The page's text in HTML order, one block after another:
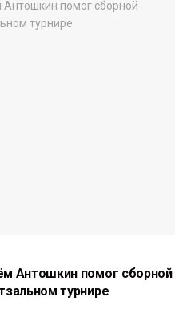
Антошкин помог сборной
турнире